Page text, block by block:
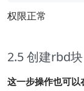
权限正常
2.5 创建rbd块
这一步操作也可以